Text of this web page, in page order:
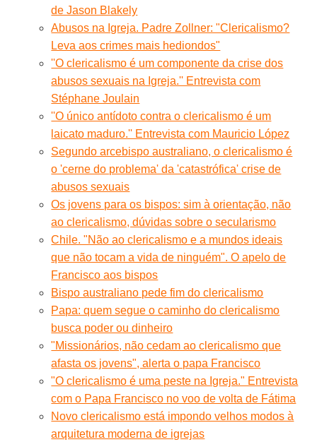
de Jason Blakely
Abusos na Igreja. Padre Zollner: "Clericalismo?
Leva aos crimes mais hediondos"
''O clericalismo é um componente da crise dos
abusos sexuais na Igreja.'' Entrevista com
Stéphane Joulain
''O único antídoto contra o clericalismo é um
laicato maduro.'' Entrevista com Mauricio López
Segundo arcebispo australiano, o clericalismo é
o 'cerne do problema' da 'catastrófica' crise de
abusos sexuais
Os jovens para os bispos: sim à orientação, não
ao clericalismo, dúvidas sobre o secularismo
Chile. "Não ao clericalismo e a mundos ideais
que não tocam a vida de ninguém". O apelo de
Francisco aos bispos
Bispo australiano pede fim do clericalismo
Papa: quem segue o caminho do clericalismo
busca poder ou dinheiro
"Missionários, não cedam ao clericalismo que
afasta os jovens", alerta o papa Francisco
"O clericalismo é uma peste na Igreja." Entrevista
com o Papa Francisco no voo de volta de Fátima
Novo clericalismo está impondo velhos modos à
arquitetura moderna de igrejas